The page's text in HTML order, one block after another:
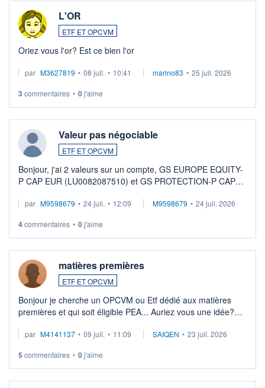
L'OR
ETF ET OPCVM
Oriez vous l'or? Est ce bien l'or
par M3627819 • 08 juil. • 10:41 marino83 • 25 juil. 2026
3 commentaires • 0j'aime
Valeur pas négociable
ETF ET OPCVM
Bonjour, j'ai 2 valeurs sur un compte, GS EUROPE EQUITY-
P CAP EUR (LU0082087510) et GS PROTECTION-P CAP
veux procéder à la vente, on me signale ...
par M9598679 • 24 juil. • 12:09 M9598679 • 24 juil. 2026
4commentaires • 0j'aime
matières premières
ETF ET OPCVM
Bonjour je cherche un OPCVM ou Etf dédié aux matières
premières et qui soit éligible PEA... Auriez vous une idée?
par M4141137 • 09 juil. • 11:09 SAIQEN • 23 juil. 2026
5 commentaires • 0j'aime